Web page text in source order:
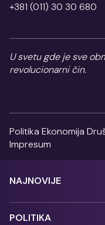
+381 (011) 30 30 680
U svetu gde je sve
revolucionarni čin.
Politika Ekonomija
Impresum
NAJNOVIJE
POLITIKA